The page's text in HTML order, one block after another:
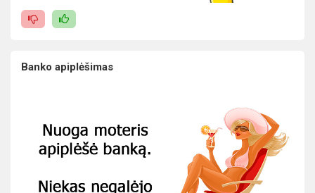
Banko apiplėšimas